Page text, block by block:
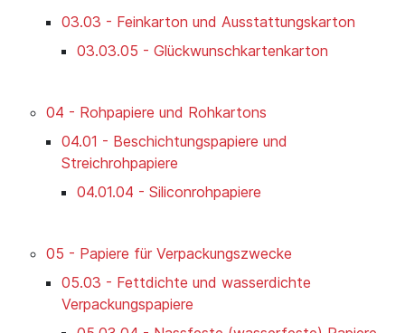
03.03 - Feinkarton und Ausstattungskarton
03.03.05 - Glückwunschkartenkarton
04 - Rohpapiere und Rohkartons
04.01 - Beschichtungspapiere und
Streichrohpapiere
04.01.04 - Siliconrohpapiere
05 - Papiere für Verpackungszwecke
05.03 - Fettdichte und wasserdichte
Verpackungspapiere